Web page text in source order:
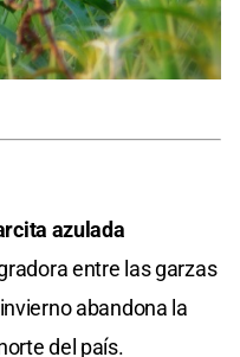
azulada
entre las garzas
abandona la
del país.